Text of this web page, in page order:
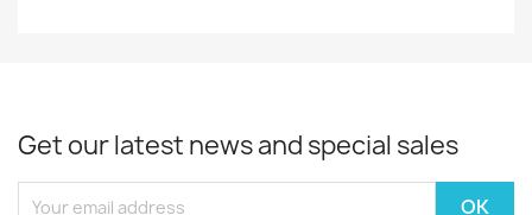
Get our latest news and special sales